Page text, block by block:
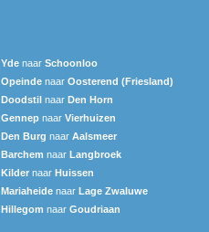
Yde naar Schoonloo
Opeinde naar Oosterend (Friesland)
Doodstil naar Den Horn
Gennep naar Vierhuizen
Den Burg naar Aalsmeer
Barchem naar Langbroek
Kilder naar Huissen
Mariaheide naar Lage Zwaluwe
Hillegom naar Goudriaan